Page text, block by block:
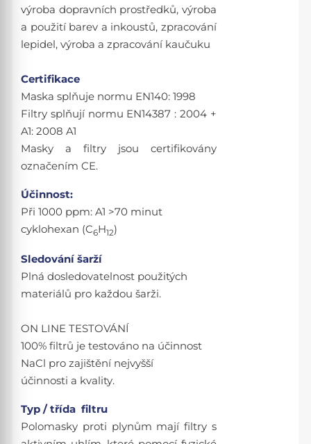
výroba dopravních prostředků, výroba
a použití barev a inkoustů, zpracování
lepidel, výroba a zpracování kaučuku
Certifikace
Maska splňuje normu EN140: 1998
Filtry splňují normu EN14387 : 2004 +
A1: 2008 A1
Masky a filtry jsou certifikovány
označením CE.
Účinnost:
Při 1000 ppm: A1 >70 minut
cyklohexan (C6H12)
Sledování šarží
Plná dosledovatelnost použitých
materiálů pro každou šarži.
ON LINE TESTOVÁNÍ
100% filtrů je testováno na účinnost
NaCl pro zajištění nejvyšší
účinnosti a kvality.
Typ / třída filtru
Polomasky proti plynům mají filtry s